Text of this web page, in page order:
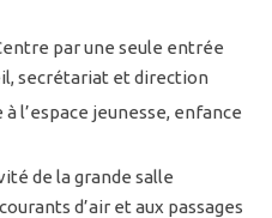
par une seule entrée
secrétariat et direction
l’espace jeunesse, enfance
de la grande salle
d’air et aux passages